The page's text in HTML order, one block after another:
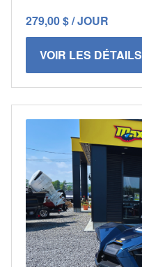
279,00 $ / JOUR
VOIR LES DÉTAILS